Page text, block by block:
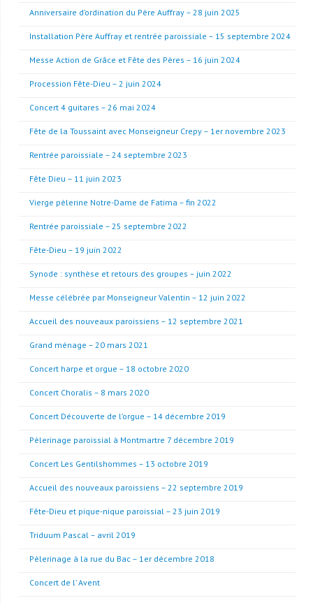
Anniversaire d’ordination du Père Auffray – 28 juin 2025
Installation Père Auffray et rentrée paroissiale – 15 septembre 2024
Messe Action de Grâce et Fête des Pères – 16 juin 2024
Procession Fête-Dieu – 2 juin 2024
Concert 4 guitares – 26 mai 2024
Fête de la Toussaint avec Monseigneur Crepy – 1er novembre 2023
Rentrée paroissiale – 24 septembre 2023
Fête Dieu – 11 juin 2023
Vierge pèlerine Notre-Dame de Fatima – fin 2022
Rentrée paroissiale – 25 septembre 2022
Fête-Dieu – 19 juin 2022
Synode : synthèse et retours des groupes – juin 2022
Messe célébrée par Monseigneur Valentin – 12 juin 2022
Accueil des nouveaux paroissiens – 12 septembre 2021
Grand ménage – 20 mars 2021
Concert harpe et orgue – 18 octobre 2020
Concert Choralis – 8 mars 2020
Concert Découverte de l’orgue – 14 décembre 2019
Pèlerinage paroissial à Montmartre 7 décembre 2019
Concert Les Gentilshommes – 13 octobre 2019
Accueil des nouveaux paroissiens – 22 septembre 2019
Fête-Dieu et pique-nique paroissial – 23 juin 2019
Triduum Pascal – avril 2019
Pèlerinage à la rue du Bac – 1er décembre 2018
Concert de l’ Avent